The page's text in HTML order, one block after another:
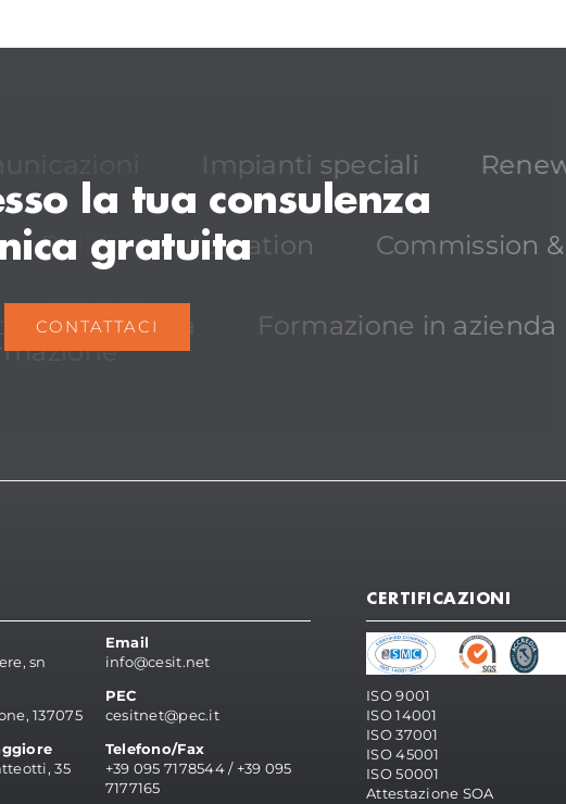
Impianti speciali
Building automation Commission
Acustica Formazione in azienda
la tua consulenza
gratuita
CONTATTACI
sn
137075
35
Email
info@cesit.net
PEC
cesitnet@pec.it
Telefono/Fax
+39 095 7178544/ +39 095
7177165
CERTIFICAZIONI
ISO 9001
ISO 14001
ISO 37001
ISO 45001
ISO 50001
Attestazione SOA